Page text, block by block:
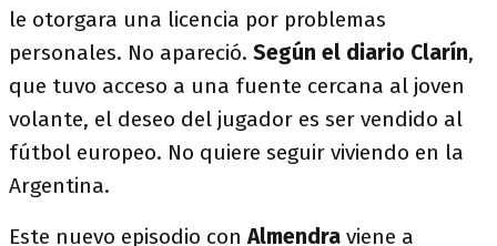
le otorgara una licencia por problemas
personales. No apareció. Según el diario Clarín,
que tuvo acceso a una fuente cercana al joven
volante, el deseo del jugador es ser vendido al
fútbol europeo. No quiere seguir viviendo en la
Argentina.
Este nuevo episodio conAlmendra viene a